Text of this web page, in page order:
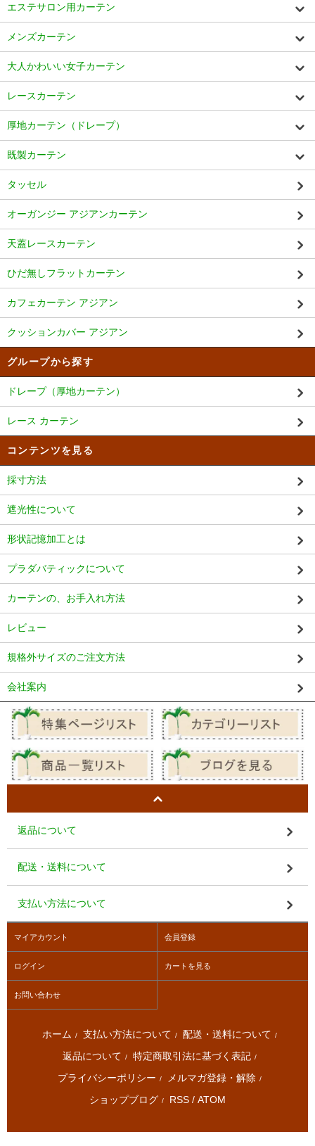
エステサロン用カーテン
メンズカーテン
大人かわいい女子カーテン
レースカーテン
厚地カーテン（ドレープ）
既製カーテン
タッセル
オーガンジー アジアンカーテン
天蓋レースカーテン
ひだ無しフラットカーテン
カフェカーテン アジアン
クッションカバー アジアン
グループから探す
ドレープ（厚地カーテン）
レース カーテン
コンテンツを見る
採寸方法
遮光性について
形状記憶加工とは
プラダバティックについて
カーテンの、お手入れ方法
レビュー
規格外サイズのご注文方法
会社案内
返品について
配送・送料について
支払い方法について
マイアカウント 会員登録
ログイン カートを見る
お問い合わせ
ホーム / 支払い方法について / 配送・送料について /
返品について / 特定商取引法に基づく表記 /
プライバシーポリシー / メルマガ登録・解除 /
ショップブログ / RSS / ATOM